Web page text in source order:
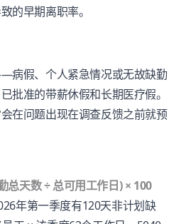
的早期离职率。
病假、个人紧急情况或无故缺勤
准的带薪休假和长期医疗假。
在问题出现在调查反馈之前就预
总天数 ÷ 总可用工作日) × 100
年第一季度有120天非计划缺